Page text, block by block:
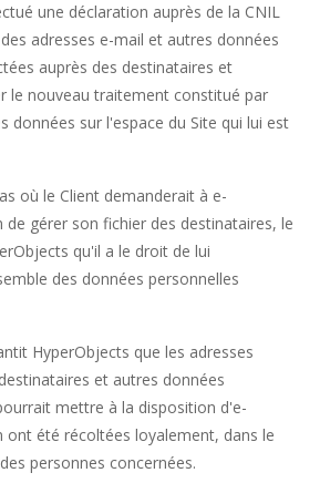
une déclaration auprès de la CNIL
adresses e-mail et autres données
auprès des destinataires et
le nouveau traitement constitué par
données sur l'espace du Site qui lui est
où le Client demanderait à e-
de gérer son fichier des destinataires, le
qu'il a le droit de lui
des données personnelles
HyperObjects que les adresses
et autres données
mettre à la disposition d'e-
ont été récoltées loyalement, dans le
personnes concernées.